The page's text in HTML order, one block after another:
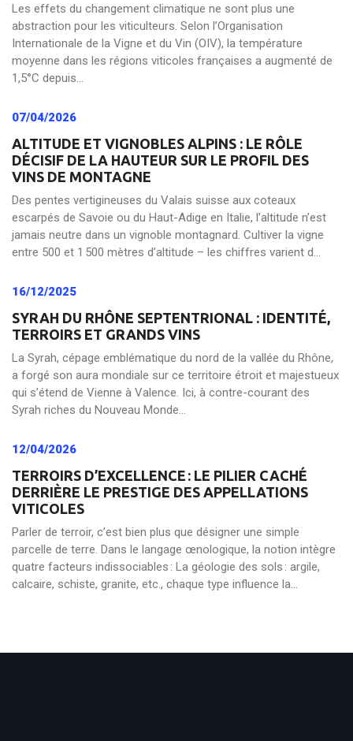
Les effets du changement climatique ne sont plus une
abstraction pour les viticulteurs. Selon l’Organisation
Internationale de la Vigne et du Vin (OIV), la température
moyenne dans les régions viticoles françaises a augmenté de
1,5°C depuis...
07/04/2026
ALTITUDE ET VIGNOBLES ALPINS : LE RÔLE
DÉCISIF DE LA HAUTEUR SUR LE PROFIL DES
VINS DE MONTAGNE
Des pentes vertigineuses du Valais suisse aux coteaux
escarpés de Savoie ou du Haut-Adige en Italie, l’altitude n’est
jamais neutre dans un vignoble montagnard. Cultiver la vigne
entre 500 et 1 500 mètres d’altitude – les chiffres varient d...
16/12/2025
SYRAH DU RHÔNE SEPTENTRIONAL : IDENTITÉ,
TERROIRS ET GRANDS VINS
La Syrah, cépage emblématique du nord de la vallée du Rhône,
a forgé son aura mondiale sur ce territoire étroit et majestueux
qui s’étend de Vienne à Valence. Ici, à contre-courant des
Syrah riches du Nouveau Monde...
12/04/2026
TERROIRS D’EXCELLENCE : LE PILIER CACHÉ
DERRIÈRE LE PRESTIGE DES APPELLATIONS
VITICOLES
Parler de terroir, c’est bien plus que désigner une simple
parcelle de terre. Dans le langage œnologique, la notion intègre
quatre facteurs indissociables : La géologie des sols : argile,
calcaire, schiste, granite, etc., chaque type influence la...